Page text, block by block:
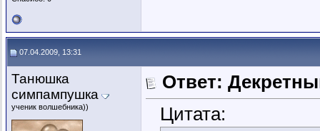
07.04.2009, 13:31
Танюшка
симпампушка
ученик волшебника))
Ответ:
Цитата: